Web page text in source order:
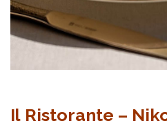
Il Ristorante –